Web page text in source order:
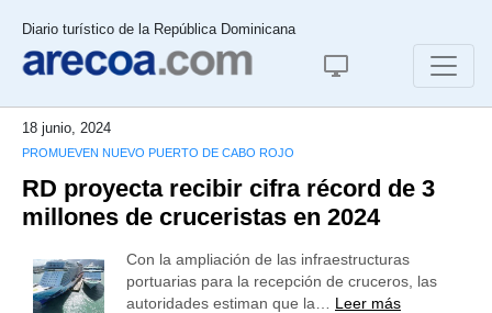
Diario turístico de la República Dominicana
18 junio, 2024
PROMUEVEN NUEVO PUERTO DE CABO ROJO
RD proyecta recibir cifra récord de 3
millones de cruceristas en 2024
Con la ampliación de las infraestructuras
portuarias para la recepción de cruceros, las
autoridades estiman que la… Leer más